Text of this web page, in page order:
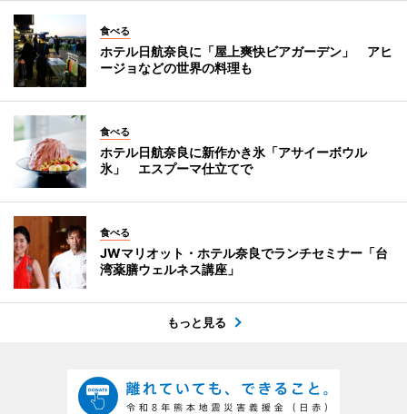
食べる
ホテル日航奈良に「屋上爽快ビアガーデン」 アヒ
ージョなどの世界の料理も
食べる
ホテル日航奈良に新作かき氷「アサイーボウル
氷」 エスプーマ仕立てで
食べる
JWマリオット・ホテル奈良でランチセミナー「台
湾薬膳ウェルネス講座」
もっと見る